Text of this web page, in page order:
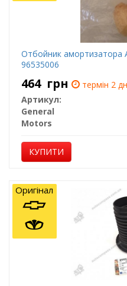
Отбойник амортизатора
96535006
464 грн
термін 2
Артикул:
General
Motors
КУПИТИ
Оригінал